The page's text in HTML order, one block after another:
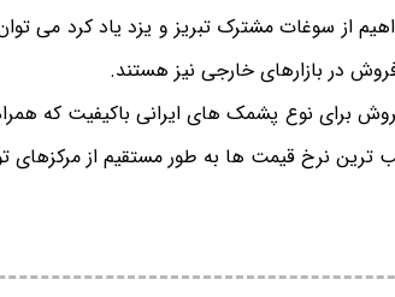
از سوغات مشترک تبریز و یزد یاد کرد می
در بازارهای خارجی نیز هستند.
برای نوع پشمک های ایرانی باکیفیت که
ترین نرخ قیمت ها به طور مستقیم از مرکزهای